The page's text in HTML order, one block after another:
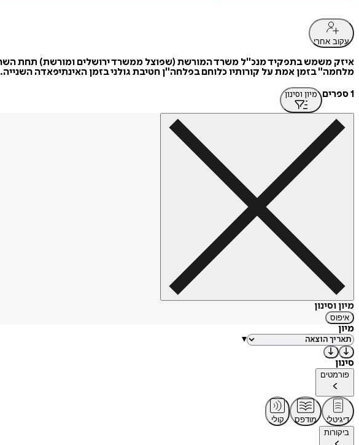
עקוב אחרי
מלחמה" בזמן אמת על קורותיו כלוחם בפלחה"ן חטיבת גולני בזמן האינתיפאדה השנייה.
1 ספרים
מיון וסינון
מיון וסינון
איפוס
מיון
▾
סינון
פורמטים
דיגיטלי מודפס
קולי
ביקורות